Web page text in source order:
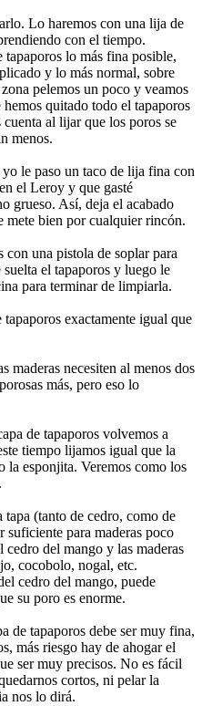
Lo haremos con una lija de
con el tiempo.
lo más fina posible,
y lo más normal, sobre
pelemos un poco y veamos
quitado todo el tapaporos
al lijar que los poros se
menos.
le paso un taco de lija fina con
el Leroy y que gasté
grueso. Así, deja el acabado
mete bien por cualquier rincón.
una pistola de soplar para
el tapaporos y luego le
para terminar de limpiarla.
exactamente igual que
maderas necesiten al menos dos
más, pero eso lo
de tapaporos volvemos a
tiempo lijamos igual que la
la esponjita. Veremos como los
(tanto de cedro, como de
suficiente para maderas poco
del mango y las maderas
cocobolo, nogal, etc.
cedro del mango, puede
su poro es enorme.
de tapaporos debe ser muy fina,
más riesgo hay de ahogar el
ser muy precisos. No es fácil
cortos, ni pelar la
nos lo dirá.